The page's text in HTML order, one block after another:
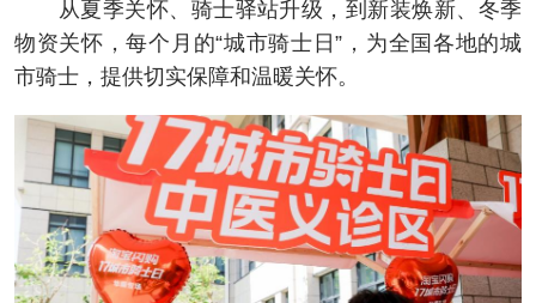
从夏季关怀、骑士驿站升级，到新装焕新、冬季
物资关怀，每个月的“城市骑士日”，为全国各地的城
市骑士，提供切实保障和温暖关怀。